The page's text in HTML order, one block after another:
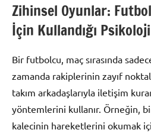
Zihinsel Oyunlar:
İçin Kullandığı
Bir futbolcu, maç sırasında
zamanda rakiplerinin zayıf
takım arkadaşlarıyla iletişim
yöntemlerini kullanır. Örneğin, bir
kalecinin hareketlerini okumak